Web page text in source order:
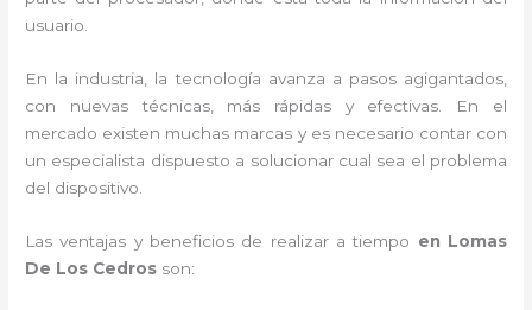
usuario.
En la industria, la tecnología avanza a pasos agigantados,
con nuevas técnicas, más rápidas y efectivas . En el
mercado existen muchas marcas y es necesario contar con
un especialista dispuesto a solucionar cual sea el problema
del dispositivo.
Las ventajas y beneficios de realizar a tiempo en Lomas
De Los Cedros son: